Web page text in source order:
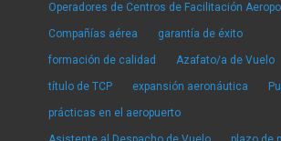
Operadores de Centros de Facilitación
Compañías aérea garantía de éxito
formación de calidad Azafato/a de Vuelo
título de TCP expansión aeronáutica
prácticas en el aeropuerto